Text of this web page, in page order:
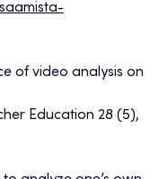
of video analysis on
Education 28 (5),